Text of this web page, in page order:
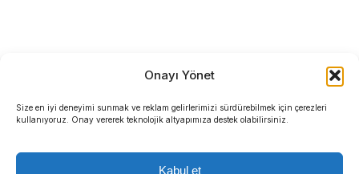
Onayı Yönet
Size en iyi deneyimi sunmak ve reklam gelirlerimizi sürdürebilmek için çerezleri
kullanıyoruz. Onay vererek teknolojik altyapımıza destek olabilirsiniz.
Kabul et